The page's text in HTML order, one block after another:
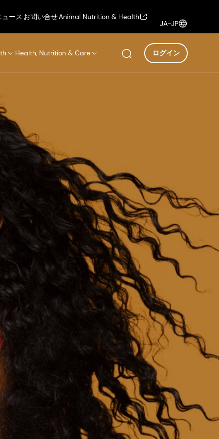
ュース お問い合せAnimal Nutrition & Health
JA-JP
Health, Nutrition & Care ログイン